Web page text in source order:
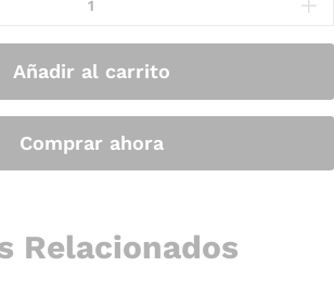
Añadir al carrito
Comprar ahora
Relacionados